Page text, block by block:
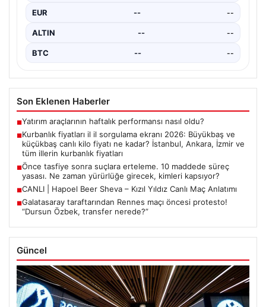
Neredeyse?'", "content": "Galatasaray…
EUR -- --
ALTIN -- --
BTC -- --
Son Eklenen Haberler
■Yatırım araçlarının haftalık performansı nasıl oldu?
■Kurbanlık fiyatları il il sorgulama ekranı 2026: Büyükbaş ve
küçükbaş canlı kilo fiyatı ne kadar? İstanbul, Ankara, İzmir ve
tüm illerin kurbanlık fiyatları
■Önce tasfiye sonra suçlara erteleme. 10 maddede süreç
yasası. Ne zaman yürürlüğe girecek, kimleri kapsıyor?
■CANLI | Hapoel Beer Sheva – Kızıl Yıldız Canlı Maç Anlatımı
■Galatasaray taraftarından Rennes maçı öncesi protesto!
“Dursun Özbek, transfer nerede?”
Güncel